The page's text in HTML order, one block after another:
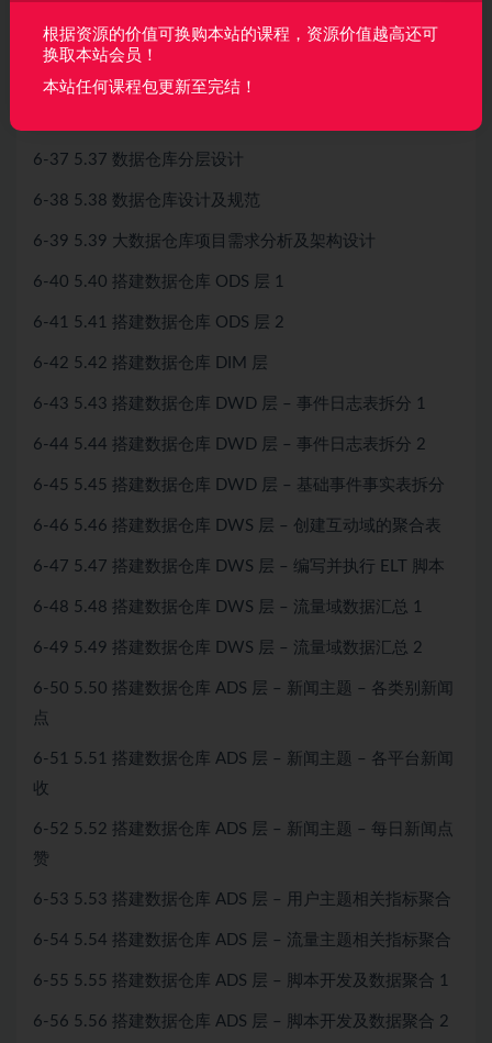
6-34 5.34 数据仓库建模方法论之 ER 模型
6-35 5.35 数据仓库建模方法论之维度模型
6-37 5.37 数据仓库分层设计
6-38 5.38 数据仓库设计及规范
6-39 5.39 大数据仓库项目需求分析及架构设计
6-40 5.40 搭建数据仓库 ODS 层 1
6-41 5.41 搭建数据仓库 ODS 层 2
6-42 5.42 搭建数据仓库 DIM 层
6-43 5.43 搭建数据仓库 DWD 层 – 事件日志表拆分 1
6-44 5.44 搭建数据仓库 DWD 层 – 事件日志表拆分 2
6-45 5.45 搭建数据仓库 DWD 层 – 基础事件事实表拆分
6-46 5.46 搭建数据仓库 DWS 层 – 创建互动域的聚合表
6-47 5.47 搭建数据仓库 DWS 层 – 编写并执行 ELT 脚本
6-48 5.48 搭建数据仓库 DWS 层 – 流量域数据汇总 1
6-49 5.49 搭建数据仓库 DWS 层 – 流量域数据汇总 2
6-50 5.50 搭建数据仓库 ADS 层 – 新闻主题 – 各类别新闻
点
6-51 5.51 搭建数据仓库 ADS 层 – 新闻主题 – 各平台新闻
收
6-52 5.52 搭建数据仓库 ADS 层 – 新闻主题 – 每日新闻点
赞
6-53 5.53 搭建数据仓库 ADS 层 – 用户主题相关指标聚合
6-54 5.54 搭建数据仓库 ADS 层 – 流量主题相关指标聚合
6-55 5.55 搭建数据仓库 ADS 层 – 脚本开发及数据聚合 1
6-56 5.56 搭建数据仓库 ADS 层 – 脚本开发及数据聚合 2
根据资源的价值可换购本站的课程，资源价值越高还可
换取本站会员！
本站任何课程包更新至完结！